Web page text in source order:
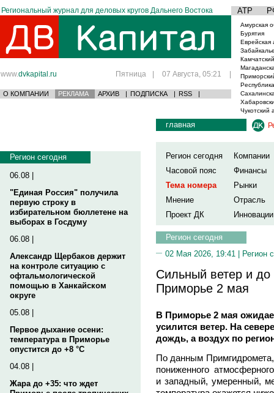
Региональный журнал для деловых кругов Дальнего Востока АТР
www.dvkapital.ru Пятница | 07 Августа, 05:21 |
О КОМПАНИИ РЕКЛАМА АРХИВ | ПОДПИСКА | RSS |
Амурская
Бурятия
Еврейская
Чукотский
Регион сегодня
06.08 |
"Единая Россия" получила
первую строку в
избирательном бюллетене на
выборах в Госдуму
06.08 |
Александр Щербаков держит
на контроле ситуацию с
офтальмологической
помощью в Ханкайском
округе
05.08 |
Первое дыхание осени:
температура в Приморье
опустится до +8 °C
04.08 |
Жара до +35: что ждет
главная
Регион сегодня
Компании
Часовой пояс
Финансы
Тема номера
Рынки
Мнение
Отрасль
Проект ДК
Инновации
Регион сегодня
02 Мая 2026, 19:41 | Регион
Сильный ветер и до
Приморье 2 мая
В Приморье 2 мая
усилится ветер. На
дождь, а воздух по
По данным Примгидромета,
пониженного
и западный, умеренный,